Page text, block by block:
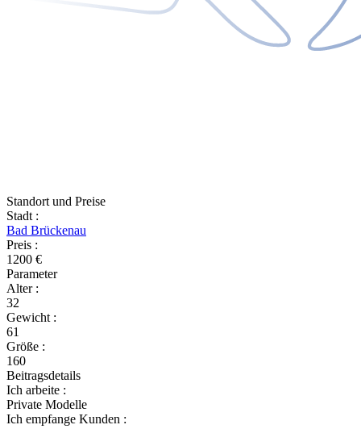
Standort und Preise
Stadt :
Bad Brückenau
Preis :
1200 €
Parameter
Alter :
32
Gewicht :
61
Größe :
160
Beitragsdetails
Ich arbeite :
Private Modelle
Ich empfange Kunden :